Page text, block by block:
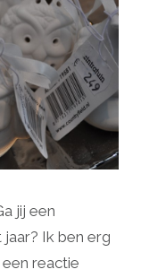
jij een
Ik ben erg
reactie